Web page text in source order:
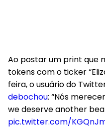
Ao postar um print que
tokens com o ticker
feira, o usuário do
debochou: “Nós
we deserve another
pic.twitter.com/